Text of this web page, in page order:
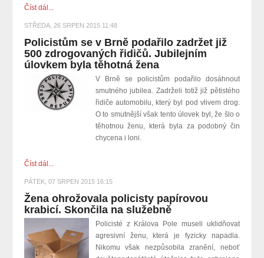
Číst dál...
STŘEDA, 26 SRPEN 2015 11:48
Policistům se v Brně podařilo zadržet již
500 zdrogovaných řidičů. Jubilejním
úlovkem byla těhotná žena
V Brně se policistům podařilo dosáhnout
smutného jubilea. Zadrželi totiž již pětistého
řidiče automobilu, který byl pod vlivem drog.
O to smutnější však tento úlovek byl, že šlo o
těhotnou ženu, která byla za podobný čin
chycena i loni.
Číst dál...
PÁTEK, 07 SRPEN 2015 16:15
Žena ohrožovala policisty papírovou
krabicí. Skončila na služebně
Policisté z Králova Pole museli uklidňovat
agresivní ženu, která je fyzicky napadla.
Nikomu však nezpůsobila zranění, neboť